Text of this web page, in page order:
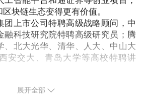
如何搭配成为一种新玩法和融资
创业过程的里程碑式的发展；
哪些，你的众筹适用哪一种？
式设计上还有哪些可以创新？
面前，请把你的问题更具体化。毕
塑性，我会帮你梳理商业逻辑，完
准备工作，并和你一起对接更加精
块链生态变得更有价值。
团上市公司特聘高级战略顾问，中
融科技研究院特聘高级研究员；腾
、北大光华、清华、人大、中山大
安交大、青岛大学等高校特聘讲
，小牛电动车，拳星时代，锐角
展开全部